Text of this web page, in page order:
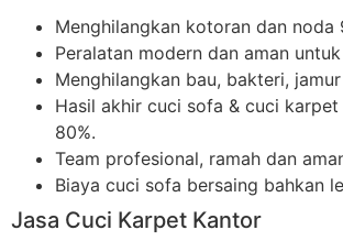
Menghilangkan kotoran dan noda
Peralatan modern dan aman
Menghilangkan bau, bakteri,
Hasil akhir cuci sofa & cuci
80%.
Team profesional, ramah dan
Biaya cuci sofa bersaing bahkan
Jasa Cuci Karpet Kantor